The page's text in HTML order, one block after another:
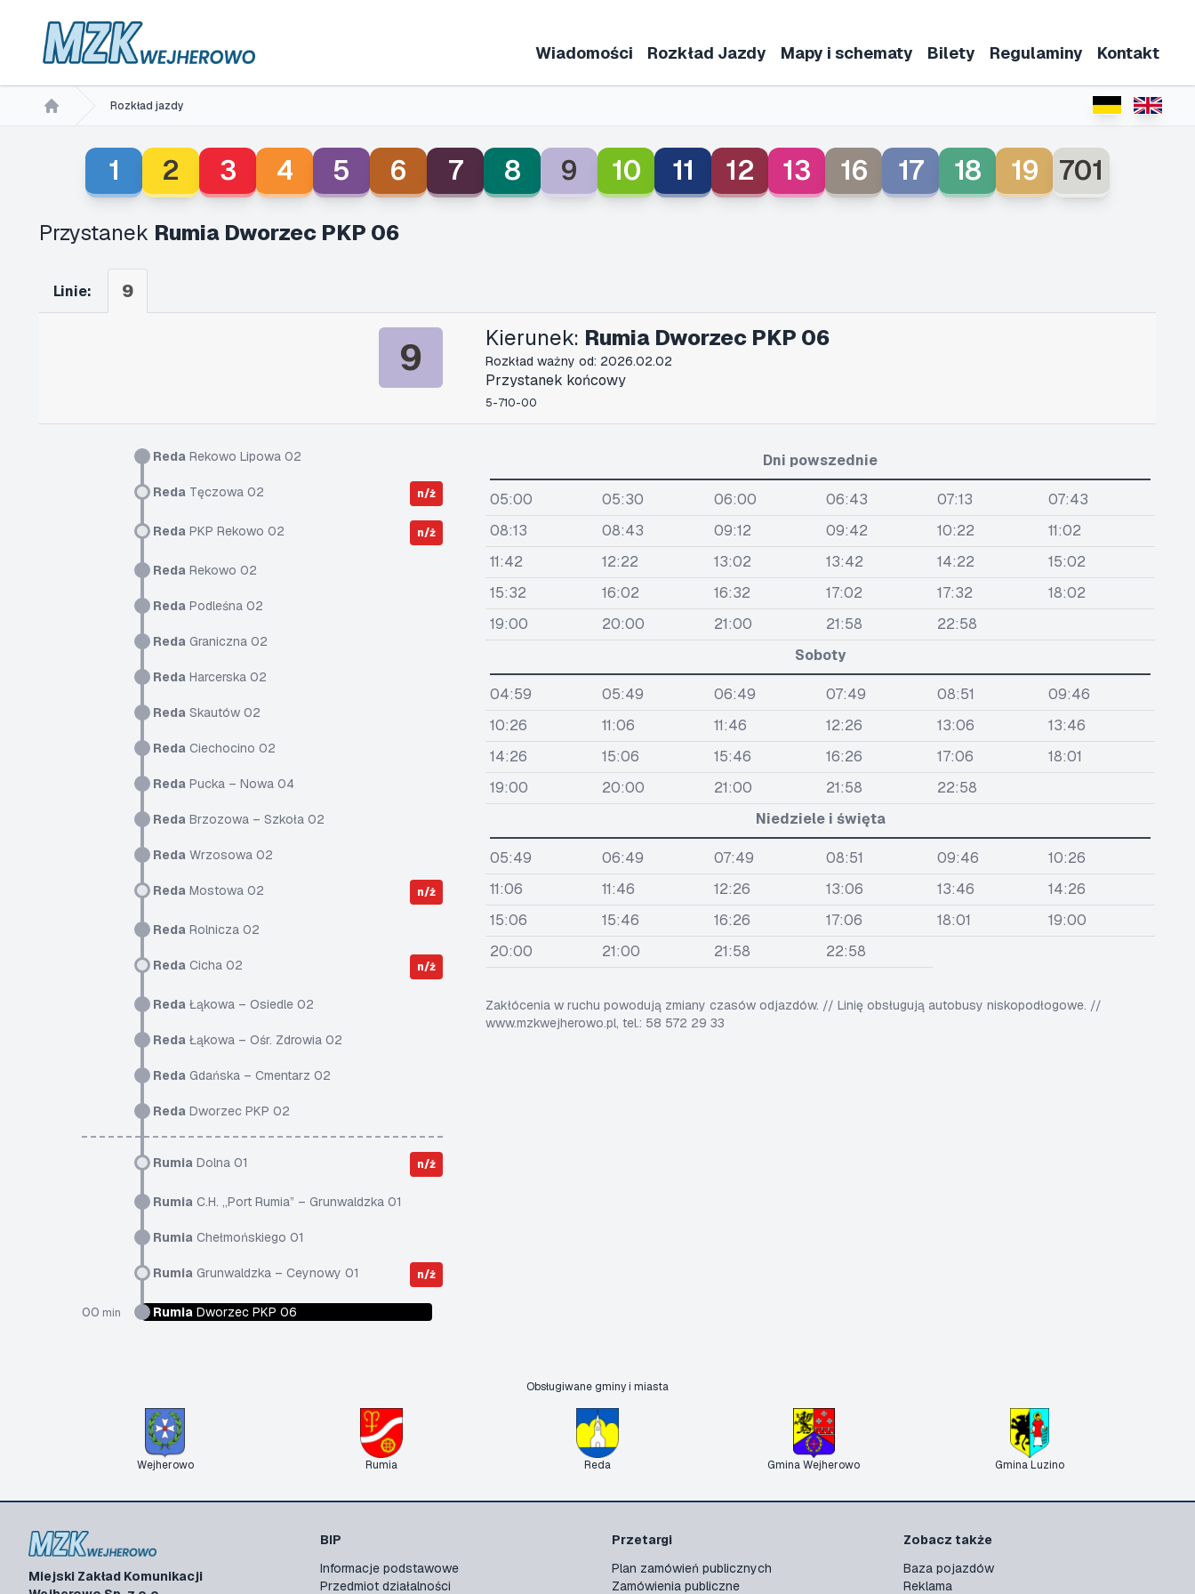
Wiadomości Rozkład Jazdy Mapy i schematy Bilety Regulaminy Kontakt
Rozkład jazdy
1 2 3 4 5 6 7 8 9 10 11 12 13 16 17 18 19 701
Przystanek Rumia Dworzec PKP 06
Linie: 9
9 Kierunek: Rumia Dworzec PKP 06
Rozkład ważny od: 2026.02.02
Przystanek końcowy
5-710-00
Reda Rekowo Lipowa 02
Reda Tęczowa 02 n/ż
Reda PKP Rekowo 02 n/ż
Reda Rekowo 02
Reda Podleśna 02
Reda Graniczna 02
Reda Harcerska 02
Reda Skautów 02
Reda Ciechocino 02
Reda Pucka – Nowa 04
Reda Brzozowa – Szkoła 02
Reda Wrzosowa 02
Reda Mostowa 02 n/ż
Reda Rolnicza 02
Reda Cicha 02 n/ż
Reda Łąkowa – Osiedle 02
Reda Łąkowa – Ośr. Zdrowia 02
Reda Gdańska – Cmentarz 02
Reda Dworzec PKP 02
Rumia Dolna 01 n/ż
Rumia C.H. „Port Rumia” – Grunwaldzka 01
Rumia Chełmońskiego 01
Rumia Grunwaldzka – Ceynowy 01 n/ż
00 min Rumia Dworzec PKP 06
Dni powszednie
05:00 05:30 06:00 06:43 07:13
07:43
08:13
08:43 09:12 09:42 10:22
11:02
11:42
12:22 13:02 13:42 14:22
15:02
15:32
16:02 16:32 17:02 17:32
18:02
19:00
20:00 21:00 21:58
22:58
Soboty
04:59 05:49 06:49 07:49 08:51
09:46
10:26
11:06 11:46 12:26 13:06
13:46
14:26
15:06 15:46 16:26 17:06
18:01
19:00
20:00 21:00 21:58
22:58
Niedziele i święta
05:49 06:49 07:49 08:51 09:46
10:26
11:06
11:46 12:26 13:06 13:46
14:26
15:06
15:46 16:26 17:06 18:01
19:00
20:00
21:00 21:58 22:58
Zakłócenia w ruchu powodują zmiany czasów odjazdów. // Linię obsługują autobusy niskopodłogowe. //
www.mzkwejherowo.pl, tel.: 58 572 29 33
Obsługiwane gminy i miasta
Wejherowo Rumia Reda Gmina Wejherowo Gmina Luzino
Miejski Zakład Komunikacji
BIP
Informacje podstawowe
Przedmiot działalności
Przetargi
Plan zamówień publicznych
Zamówienia publiczne
Zobacz także
Baza pojazdów
Reklama